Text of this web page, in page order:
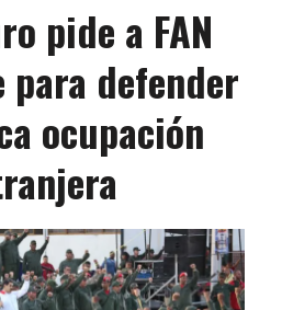
pide a FAN
para defender
ocupación